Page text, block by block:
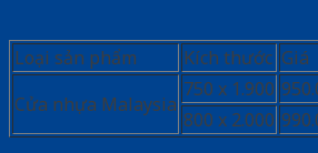
Loại sản phẩm Kích thước Giá
Cửa nhựa Malaysia
750 x 1.900
800 x 2.000